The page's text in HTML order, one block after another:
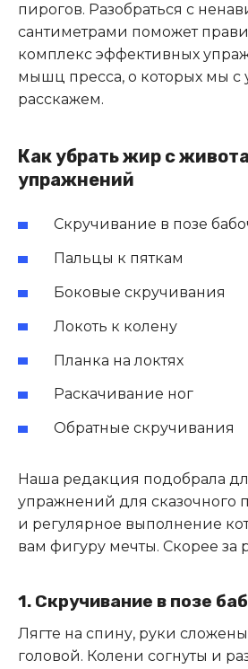
пирогов. Разобраться с
сантиметрами поможет
комплекс эффективных
мышц пресса, о которых мы с
расскажем.
Как убрать жир с
упражнений
Скручивание в позе
Пальцы к пяткам
Боковые скручивания
Локоть к колену
Планка на локтях
Раскачивание ног
Обратные скручивания
Наша редакция подобрала
упражнений для сказочного
и регулярное выполнение
вам фигуру мечты. Скорее за
1. Скручивание в позе
Лягте на спину, руки сложены
головой. Колени согнуты и